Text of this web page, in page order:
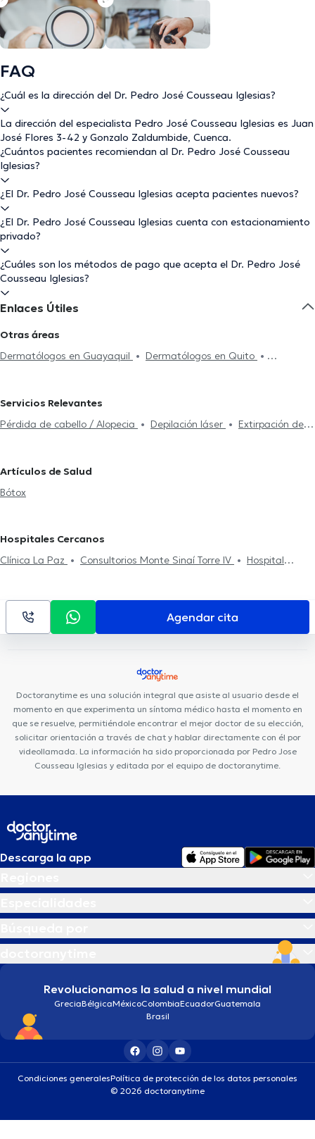
FAQ
¿Cuál es la dirección del Dr. Pedro José Cousseau Iglesias?
La dirección del especialista Pedro José Cousseau Iglesias es Juan
José Flores 3-42 y Gonzalo Zaldumbide, Cuenca.
¿Cuántos pacientes recomiendan al Dr. Pedro José Cousseau
Iglesias?
¿El Dr. Pedro José Cousseau Iglesias acepta pacientes nuevos?
¿El Dr. Pedro José Cousseau Iglesias cuenta con estacionamiento
privado?
¿Cuáles son los métodos de pago que acepta el Dr. Pedro José
Cousseau Iglesias?
Enlaces Útiles
Otras áreas
Dermatólogos en Guayaquil
Dermatólogos en Quito
Servicios Relevantes
Pérdida de cabello / Alopecia
Depilación láser
Extirpación de
Artículos de Salud
Bótox
Hospitales Cercanos
Clínica La Paz
Consultorios Monte Sinaí Torre IV
Hospital
Agendar cita
Doctoranytime es una solución integral que asiste al usuario desde el
momento en que experimenta un síntoma médico hasta el momento en
que se resuelve, permitiéndole encontrar el mejor doctor de su elección,
solicitar orientación a través de chat y hablar directamente con él por
videollamada. La información ha sido proporcionada por Pedro Jose
Cousseau Iglesias y editada por el equipo de doctoranytime.
Descarga la app
Revolucionamos la salud a nivel mundial
GreciaBélgicaMéxicoColombiaEcuadorGuatemala
Brasil
Condiciones generalesPolítica de protección de los datos personales
© 2026 doctoranytime